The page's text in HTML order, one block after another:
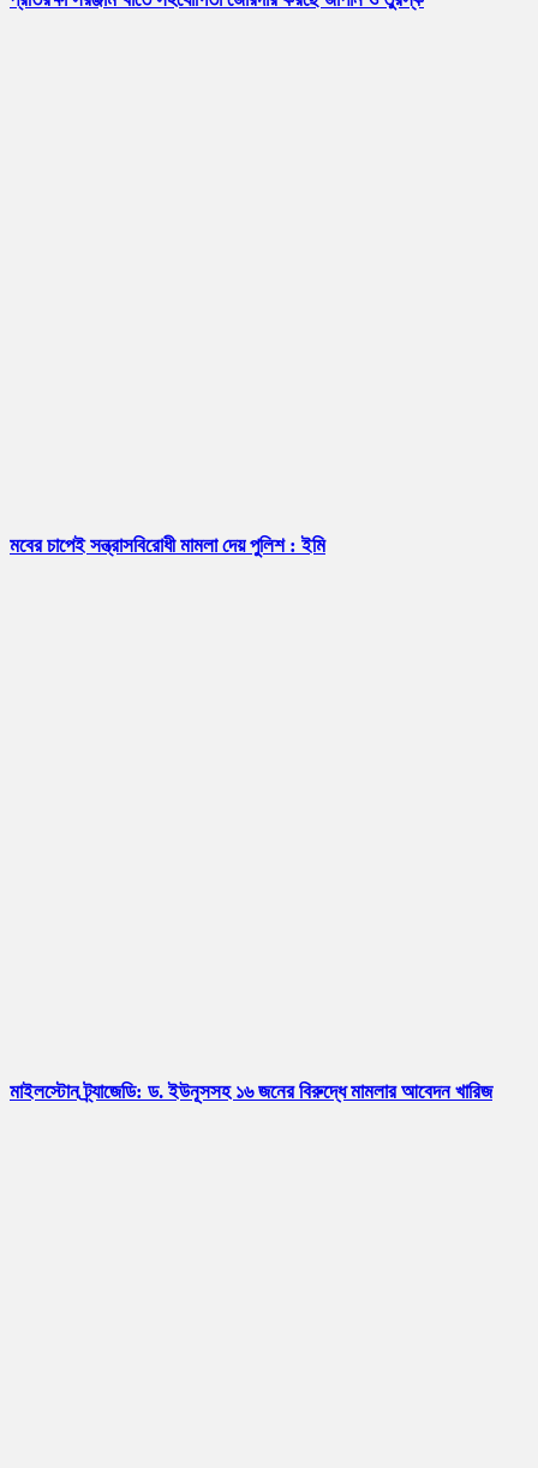
মবের চাপেই সন্ত্রাসবিরোধী মামলা দেয় পুলিশ : ইমি
মাইলস্টোন ট্র্যাজেডি: ড. ইউনূসসহ ১৬ জনের বিরুদ্ধে মামলার আবেদন খারিজ